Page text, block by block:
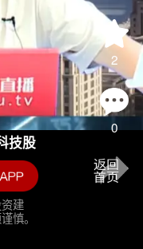
2
0
技股
建
慎。